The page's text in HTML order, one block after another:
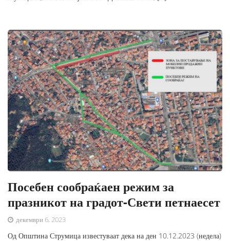
Посебен сообраќаен режим за
празникот на градот-Свети петнаесет
декември 6, 2023
Од Општина Струмица известуваат дека на ден 10.12.2023 (недела)